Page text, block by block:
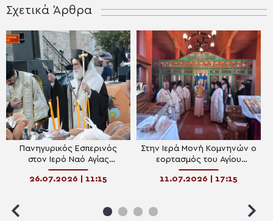
Σχετικά Άρθρα
Πανηγυρικός Εσπερινός
στον Ιερό Ναό Αγίας
Παρασκευής Αβδήρων – Τα
ονομαστήρια του Ξάνθης
26.07.2026 | 11:15
Στην Ιερά Μονή Κομνηνών ο
εορτασμός του Αγίου
Σωφρονίου του Έσσεξ –
Ευχές δέχτηκε ο Επίσκοπος
11.07.2026 | 17:15